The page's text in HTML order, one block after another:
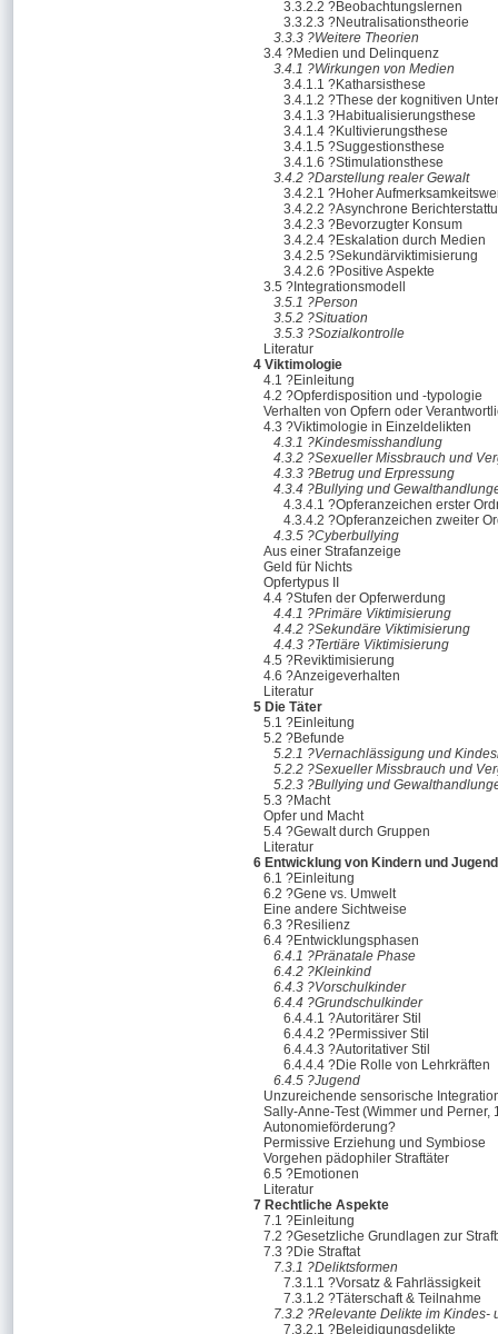
3.3.2.2 ?Beobachtungslernen
3.3.2.3 ?Neutralisationstheorie
3.3.3 ?Weitere Theorien
3.4 ?Medien und Delinquenz
3.4.1 ?Wirkungen von Medien
3.4.1.1 ?Katharsisthese
3.4.1.2 ?These der kognitiven
3.4.1.3 ?Habitualisierungsthese
3.4.1.4 ?Kultivierungsthese
3.4.1.5 ?Suggestionsthese
3.4.1.6 ?Stimulationsthese
3.4.2 ?Darstellung realer Gewalt
3.4.2.1 ?Hoher
3.4.2.2 ?Asynchrone
3.4.2.3 ?Bevorzugter Konsum
3.4.2.4 ?Eskalation durch Medien
3.4.2.5 ?Sekundärviktimisierung
3.4.2.6 ?Positive Aspekte
3.5 ?Integrationsmodell
3.5.1 ?Person
3.5.2 ?Situation
3.5.3 ?Sozialkontrolle
Literatur
4 Viktimologie
4.1 ?Einleitung
4.2 ?Opferdisposition und -typologie
Verhalten von Opfern oder
4.3 ?Viktimologie in Einzeldelikten
4.3.1 ?Kindesmisshandlung
4.3.2 ?Sexueller Missbrauch und
4.3.3 ?Betrug und Erpressung
4.3.4 ?Bullying und
4.3.4.1 ?Opferanzeichen erster
4.3.4.2 ?Opferanzeichen zweiter
4.3.5 ?Cyberbullying
Aus einer Strafanzeige
Geld für Nichts
Opfertypus II
4.4 ?Stufen der Opferwerdung
4.4.1 ?Primäre Viktimisierung
4.4.2 ?Sekundäre Viktimisierung
4.4.3 ?Tertiäre Viktimisierung
4.5 ?Reviktimisierung
4.6 ?Anzeigeverhalten
Literatur
5 Die Täter
5.1 ?Einleitung
5.2 ?Befunde
5.2.1 ?Vernachlässigung und
5.2.2 ?Sexueller Missbrauch und
5.2.3 ?Bullying und
5.3 ?Macht
Opfer und Macht
5.4 ?Gewalt durch Gruppen
Literatur
6 Entwicklung von Kindern und
6.1 ?Einleitung
6.2 ?Gene vs. Umwelt
Eine andere Sichtweise
6.3 ?Resilienz
6.4 ?Entwicklungsphasen
6.4.1 ?Pränatale Phase
6.4.2 ?Kleinkind
6.4.3 ?Vorschulkinder
6.4.4 ?Grundschulkinder
6.4.4.1 ?Autoritärer Stil
6.4.4.2 ?Permissiver Stil
6.4.4.3 ?Autoritativer Stil
6.4.4.4 ?Die Rolle von Lehrkräften
6.4.5 ?Jugend
Unzureichende sensorische
Sally-Anne-Test (Wimmer und Perner,
Autonomieförderung?
Permissive Erziehung und Symbiose
Vorgehen pädophiler Straftäter
6.5 ?Emotionen
Literatur
7 Rechtliche Aspekte
7.1 ?Einleitung
7.2 ?Gesetzliche Grundlagen zur
7.3 ?Die Straftat
7.3.1 ?Deliktsformen
7.3.1.1 ?Vorsatz & Fahrlässigkeit
7.3.1.2 ?Täterschaft & Teilnahme
7.3.2 ?Relevante Delikte im Kindes-
7.3.2.1 ?Beleidigungsdelikte